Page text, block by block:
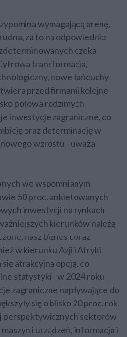
wymagającą arenę,
za to na odpowiednio
czeka
transformacja,
nowe łańcuchy
przed firmami kolejne
połowa rodzimych
inwestycje zagraniczne, co
oraz determinację w
wzrostu - uważa
we wspomnianym
50 proc. ankietowanych
inwestycji na rynkach
kierunków należą
nasz biznes coraz
w kierunku Azji i Afryki.
się atrakcyjną opcją, co
statystyki - w 2024 roku
zagraniczne napływające do
się o blisko 20 proc. rok
perspektywicznych sektorów
maszyn i urządzeń, informacja i